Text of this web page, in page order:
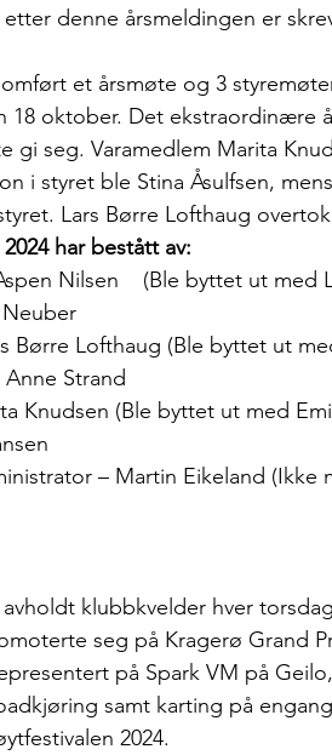
denne årsmeldingen er
et årsmøte og 3
18 oktober. Det ekstraordinære
gi seg. Varamedlem Marita
i styret ble Stina Åsulfsen,
Lars Børre Lofthaug
har bestått av:
Nilsen    (Ble byttet ut med
Neuber
Børre Lofthaug (Ble byttet ut
Anne Strand
Knudsen (Ble byttet ut med
– Martin Eikeland (Ikke
klubbkvelder hver
seg på Kragerø Grand
på Spark VM på
samt karting på
2024.